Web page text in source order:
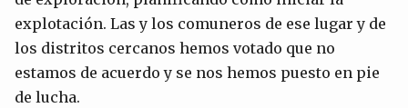
explotación. Las y los comuneros de ese lugar y de
los distritos cercanos hemos votado que no
estamos de acuerdo y se nos hemos puesto en pie
de lucha.